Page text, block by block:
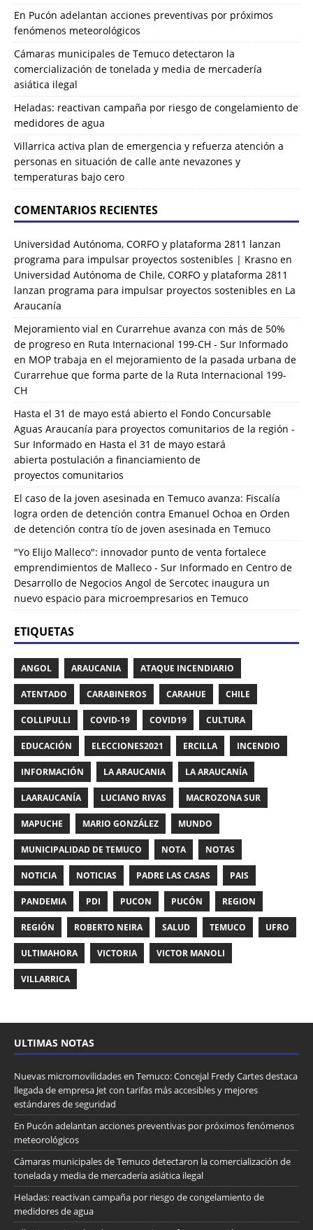
En Pucón adelantan acciones preventivas por próximos
fenómenos meteorológicos
Cámaras municipales de Temuco detectaron la
comercialización de tonelada y media de mercadería
asiática ilegal
Heladas: reactivan campaña por riesgo de congelamiento de
medidores de agua
Villarrica activa plan de emergencia y refuerza atención a
personas en situación de calle ante nevazones y
temperaturas bajo cero
COMENTARIOS RECIENTES
Universidad Autónoma, CORFO y plataforma 2811 lanzan
programa para impulsar proyectos sostenibles | Krasno en
Universidad Autónoma de Chile, CORFO y plataforma 2811
lanzan programa para impulsar proyectos sostenibles en La
Araucanía
Mejoramiento vial en Curarrehue avanza con más de 50%
de progreso en Ruta Internacional 199-CH - Sur Informado
en MOP trabaja en el mejoramiento de la pasada urbana de
Curarrehue que forma parte de la Ruta Internacional 199-
CH
Hasta el 31 de mayo está abierto el Fondo Concursable
Aguas Araucanía para proyectos comunitarios de la región -
Sur Informado en Hasta el 31 de mayo estará
abierta postulación a financiamiento de
proyectos comunitarios
El caso de la joven asesinada en Temuco avanza: Fiscalía
logra orden de detención contra Emanuel Ochoa en Orden
de detención contra tío de joven asesinada en Temuco
"Yo Elijo Malleco": innovador punto de venta fortalece
emprendimientos de Malleco - Sur Informado en Centro de
Desarrollo de Negocios Angol de Sercotec inaugura un
nuevo espacio para microempresarios en Temuco
ETIQUETAS
ANGOL ARAUCANIA ATAQUE INCENDIARIO
ATENTADO CARABINEROS CARAHUE CHILE
COLLIPULLI COVID-19 COVID19 CULTURA
EDUCACIÓN ELECCIONES2021 ERCILLA INCENDIO
INFORMACIÓN LA ARAUCANIA LA ARAUCANÍA
LAARAUCANÍA LUCIANO RIVAS MACROZONA SUR
MAPUCHE MARIO GONZÁLEZ MUNDO
MUNICIPALIDAD DE TEMUCO NOTA NOTAS
NOTICIA NOTICIAS PADRE LAS CASAS PAIS
PANDEMIA PDI PUCON PUCÓN REGION
REGIÓN ROBERTO NEIRA SALUD TEMUCO UFRO
ULTIMAHORA VICTORIA VICTOR MANOLI
VILLARRICA
ULTIMAS NOTAS
Nuevas micromovilidades en Temuco: Concejal Fredy Cartes destaca
llegada de empresa Jet con tarifas más accesibles y mejores
estándares de seguridad
En Pucón adelantan acciones preventivas por próximos fenómenos
meteorológicos
Cámaras municipales de Temuco detectaron la comercialización de
tonelada y media de mercadería asiática ilegal
Heladas: reactivan campaña por riesgo de congelamiento de
medidores de agua